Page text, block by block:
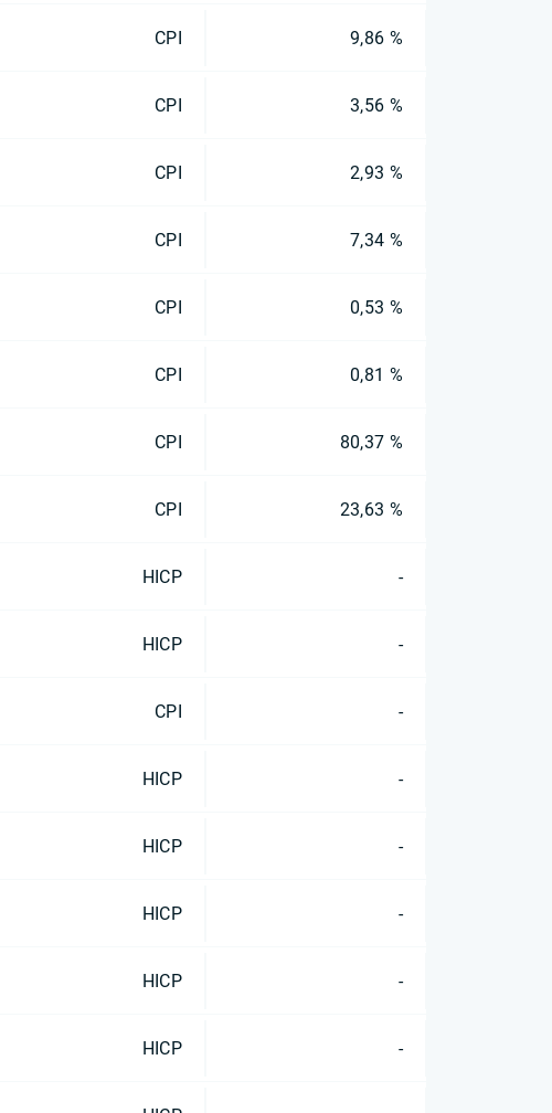
CPI 9,86 %
CPI 3,56 %
CPI 2,93 %
CPI 7,34 %
CPI 0,53 %
CPI 0,81 %
CPI 80,37 %
CPI 23,63 %
HICP -
HICP -
CPI -
HICP -
HICP -
HICP -
HICP -
HICP -